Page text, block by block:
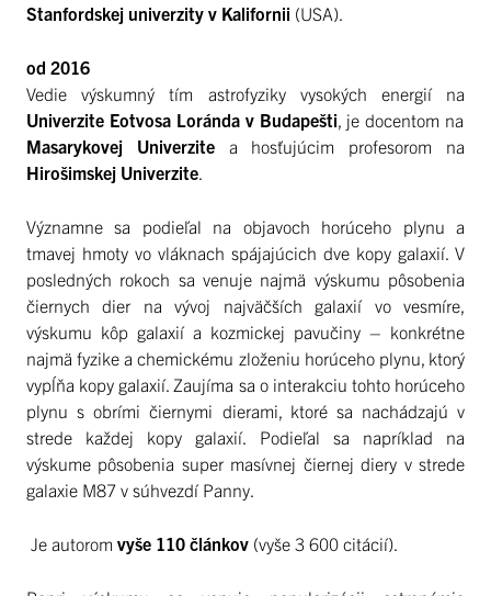
Stanfordskej univerzity v Kalifornii (USA).
od 2016
Vedie výskumný tím astrofyziky vysokých energií na
Univerzite Eotvosa Loránda v Budapešti , je docentom na
Masarykovej Univerzitea hosťujúcim profesorom na
Hirošimskej Univerzite
Významne sa podieľal na objavoch horúceho plynu a
tmavej hmoty vo vláknach spájajúcich dve kopy galaxií. V
posledných rokoch sa venuje najmä výskumu pôsobenia
čiernych dier na vývoj najväčších galaxií vo vesmíre,
výskumu kôp galaxií a kozmickej pavučiny – konkrétne
najmä fyzike a chemickému zloženiu horúceho plynu, ktorý
vypĺňa kopy galaxií. Zaujíma sa o interakciu tohto horúceho
plynu s obrími čiernymi dierami, ktoré sa nachádzajú v
strede každej kopy galaxií. Podieľal sa napríklad na
výskume pôsobenia super masívnej čiernej diery v strede
galaxie M87 v súhvezdí Panny.
Je autorom vyše 110 článkov (vyše 3 600 citácií).